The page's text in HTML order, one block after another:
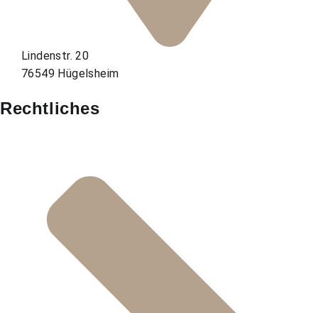
Lindenstr. 20
76549 Hügelsheim
Rechtliches